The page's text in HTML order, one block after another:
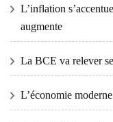
L’inflation
augmente
La BCE va relever
L’économie